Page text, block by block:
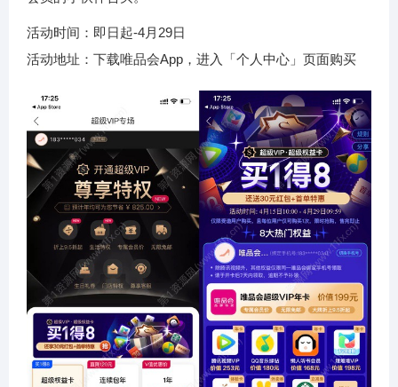
活动时间：即日起-4月29日
活动地址：下载唯品会App，进入「个人中心」页面购买